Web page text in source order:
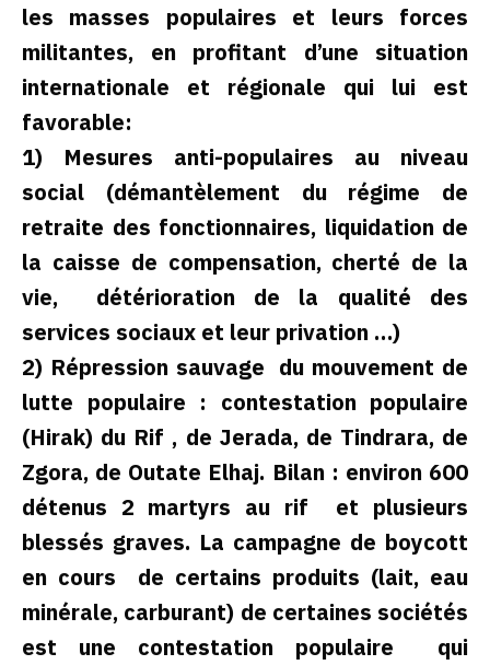
les masses populaires et leurs forces
militantes, en profitant d’une situation
internationale et régionale qui lui est
favorable:
1) Mesures anti-populaires au niveau
social (démantèlement du régime de
retraite des fonctionnaires, liquidation de
la caisse de compensation, cherté de la
vie, détérioration de la qualité des
services sociaux et leur privation …)
2) Répression sauvage du mouvement de
lutte populaire : contestation populaire
(Hirak) du Rif , de Jerada, de Tindrara, de
Zgora, de Outate Elhaj. Bilan : environ 600
détenus 2 martyrs au rif et plusieurs
blessés graves. La campagne de boycott
en cours de certains produits (lait, eau
minérale, carburant) de certaines sociétés
est une contestation populaire qui